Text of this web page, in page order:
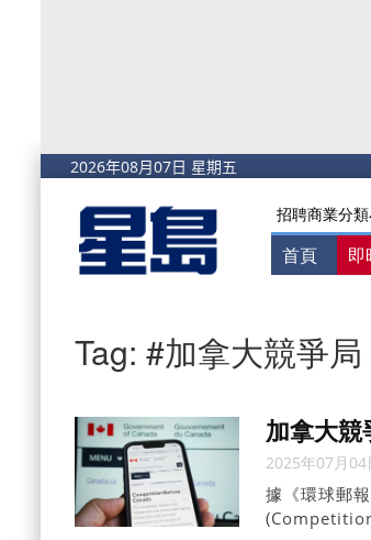
招聘商業分
首頁 即
Tag: #加拿大競爭局
加拿大競
2025年07月
據《環球郵